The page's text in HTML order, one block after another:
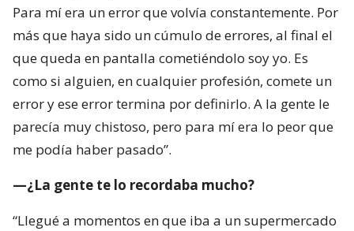
Para mí era un error que volvía constantemente. Por
más que haya sido un cúmulo de errores, al final el
que queda en pantalla cometiéndolo soy yo. Es
como si alguien, en cualquier profesión, comete un
error y ese error termina por definirlo. A la gente le
parecía muy chistoso, pero para mí era lo peor que
me podía haber pasado”.
—¿La gente te lo recordaba mucho?
“Llegué a momentos en que iba a un supermercado